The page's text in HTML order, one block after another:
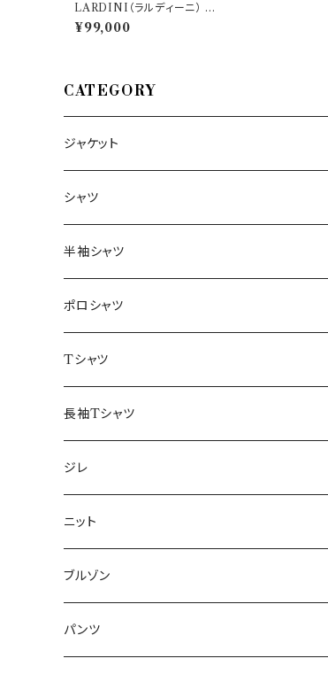
LARDINI（ラルディーニ） ジ
ャケット IE902AV-68 2642
9
¥99,000
CATEGORY
ジャケット
～44/S
46/M
48/L
50/XL～
シャツ
～44/S
46/M
48/L
50/XL～
半袖シャツ
～44/S
46/M
48/L
50/XL～
ポロシャツ
～44/S
46/M
48/L
50/XL～
Tシャツ
～44/S
46/M
48/L
50/XL～
長袖Tシャツ
～44/S
46/M
48/L
50/XL～
ジレ
～44/S
46/M
48/L
ニット
～44/S
46/M
ブルゾン
～44/S
パンツ